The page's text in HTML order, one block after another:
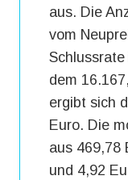
aus. Die
vom
dem
ergibt sich
Euro. Die
aus 469,78
und 4,92